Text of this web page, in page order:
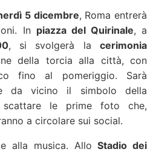
5 dicembre, Roma entrerà
In piazza del Quirinale, a
, si svolgerà lacerimonia
della torcia alla città, con
fino al pomeriggio. Sarà
da vicino il simbolo della
scattare le prime foto che,
a circolare sui social.
alla musica. AlloStadio dei